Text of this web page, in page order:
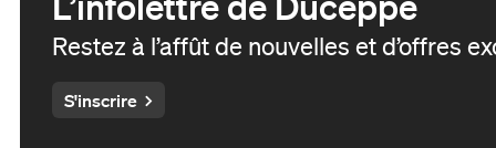
Restez à l’affût de nouvelles et d’offres
S'inscrire